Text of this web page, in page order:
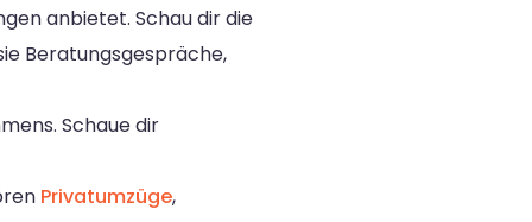
anbietet. Schau dir die
Beratungsgespräche,
Schaue dir
Privatumzüge,